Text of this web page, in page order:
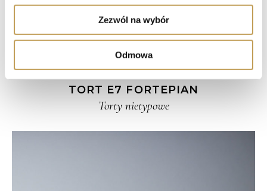
Partnerzy mogą połączyć te informacje z innymi danymi
otrzymanymi od Ciebie lub uzyskanymi podczas
Zezwól na wybór
Odmowa
TORT E7 FORTEPIAN
Torty nietypowe